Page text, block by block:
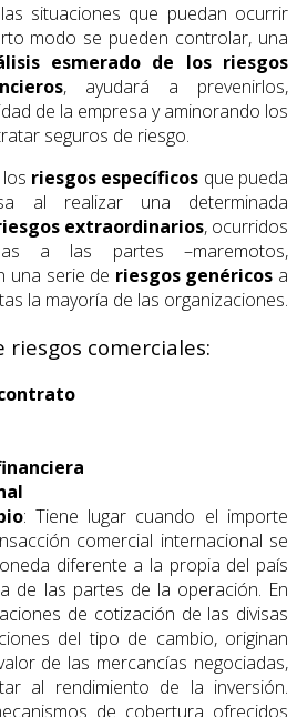
situaciones que puedan ocurrir
modo se pueden controlar, una
esmerado de los riesgos
, ayudará a prevenirlos,
de la empresa y aminorando los
seguros de riesgo.
riesgos específicos que pueda
al realizar una determinada
extraordinarios, ocurridos
a las partes –maremotos,
una serie de riesgos genéricos a
la mayoría de las organizaciones.
comerciales:
: Tiene lugar cuando el importe
comercial internacional se
diferente a la propia del país
de las partes de la operación. En
de cotización de las divisas
del tipo de cambio, originan
de las mercancías negociadas,
al rendimiento de la inversión.
de cobertura ofrecidos